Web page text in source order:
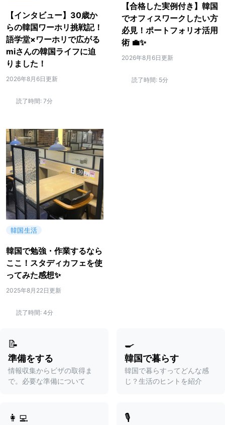
【インタビュー】30歳か
らの韓国ワーホリ挑戦記！
語学堂×ワーホリで広がる
miさんの韓国ライフに迫
りました！
2026年8月6日更新
読了時間: 7分
【合格した実例付き】韓国
でオフィスワークしたい方
必見！ポートフォリオ活用
術 💼✨
2026年8月6日更新
読了時間: 5分
韓国生活
韓国で勉強・作業するなら
ここ！スタディカフェを使
ってみた感想✨
2025年8月22日更新
読了時間: 4分
📝
準備をする
情報収集からビザの取得ま
で。必要な準備について
🍳
韓国で暮らす
韓国で暮らすってどんな感
じ？生活のヒントを紹介
👩‍💻 🎙️